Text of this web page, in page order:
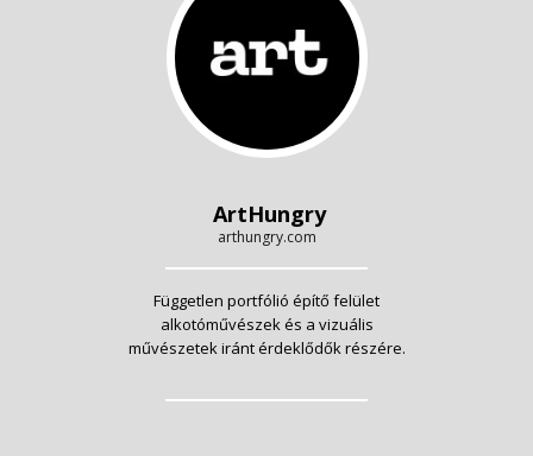
ArtHungry
arthungry.com
Független portfólió építő felület
alkotóművészek és a vizuális
művészetek iránt érdeklődők részére.